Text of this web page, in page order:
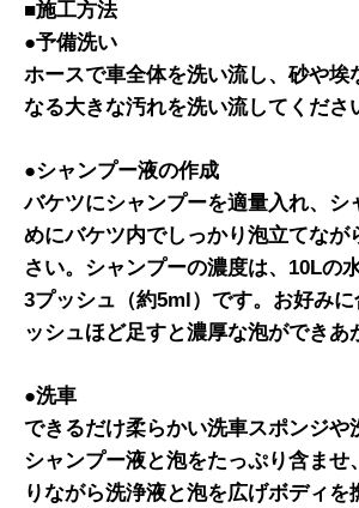
■施工方法
●予備洗い
ホースで車全体を洗い流し、砂や埃
なる大きな汚れを洗い流してくださ
●シャンプー液の作成
バケツにシャンプーを適量入れ、シ
めにバケツ内でしっかり泡立てなが
さい。シャンプーの濃度は、10Lの
3プッシュ（約5ml）です。お好み
ッシュほど足すと濃厚な泡ができあ
●洗車
できるだけ柔らかい洗車スポンジや
シャンプー液と泡をたっぷり含ませ
りながら洗浄液と泡を広げボディを